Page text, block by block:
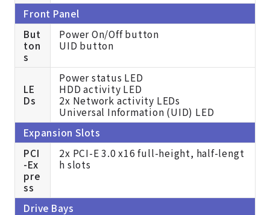
Front Panel
But
ton
s
Power On/Off button
UID button
LE
Ds
Power status LED
HDD activity LED
2x Network activity LEDs
Universal Information (UID) LED
Expansion Slots
PCI
-Ex
pre
ss
2x PCI-E 3.0 x16 full-height, half-lengt
h slots
Drive Bays